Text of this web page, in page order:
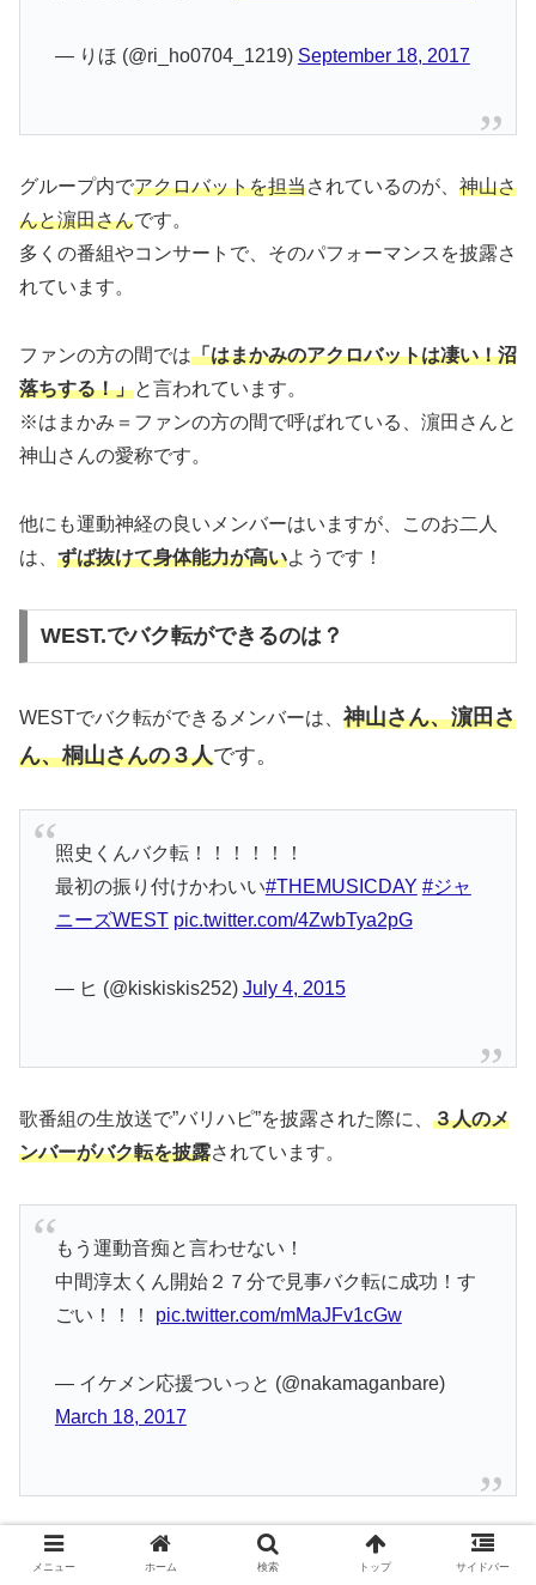
— りほ (@ri_ho0704_1219) September 18, 2017
グループ内でアクロバットを担当されているのが、 神山さ
んと濵田さんです。
多くの番組やコンサートで、そのパフォーマンスを披露さ
れています。
ファンの方の間では「はまかみのアクロバットは凄い！沼
落ちする！」と言われています。
※はまかみ＝ファンの方の間で呼ばれている、濵田さんと
神山さんの愛称です。
他にも運動神経の良いメンバーはいますが、このお二人
は、 ずば抜けて身体能力が高いようです！
WEST.でバク転ができるのは？
WESTでバク転ができるメンバーは、 神山さん、濵田さ
ん、桐山さんの３人です。
照史くんバク転！！！！！！
最初の振り付けかわいい#THEMUSICDAY #ジャ
ニーズWEST pic.twitter.com/4ZwbTya2pG
— ヒ (@kiskiskis252) July 4, 2015
歌番組の生放送で”バリハピ”を披露された際に、 ３人のメ
ンバーがバク転を披露されています。
もう運動音痴と言わせない！
中間淳太くん開始２７分で見事バク転に成功！す
ごい！！！ pic.twitter.com/mMaJFv1cGw
— イケメン応援ついっと (@nakamaganbare)
March 18, 2017
番組の企画で、中間さんもバク転に挑戦 されています。
メニュー ホーム 検索 トップ サイドバー